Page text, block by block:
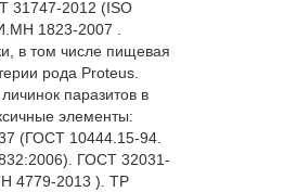
31747-2012 (ISO
1823-2007 .
в том числе пищевая
рода Proteus.
паразитов в
элементы:
(ГОСТ 10444.15-94.
ГОСТ 32031-
4779-2013 ). ТР